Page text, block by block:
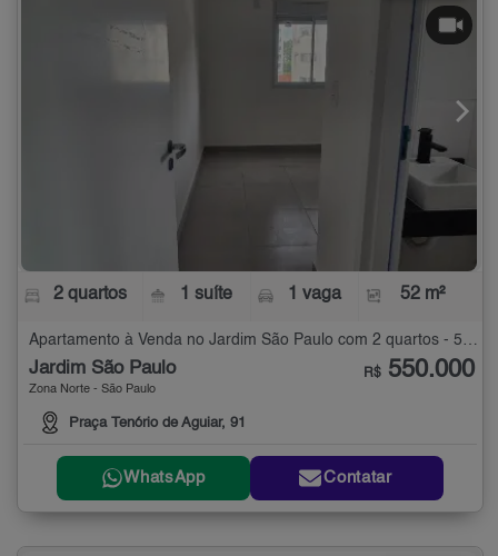
2 quartos 1 suíte 1 vaga 52 m²
Apartamento à Venda no Jardim São Paulo com 2 quartos - 52 m²
Jardim São Paulo
Zona Norte - São Paulo
Praça Tenório de Aguiar, 91
R$ 550.000
WhatsApp Contatar